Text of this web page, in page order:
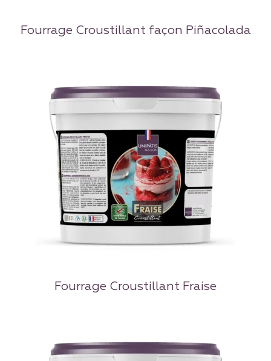
Fourrage Croustillant façon Piñacolada
Fourrage Croustillant Fraise